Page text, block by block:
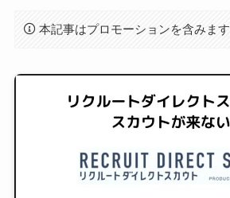
本記事はプロモーションを含みます